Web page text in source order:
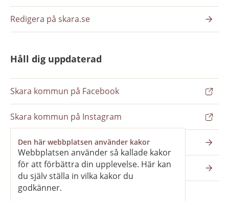
Den här webbplatsen använder kakor
Webbplatsen använder så kallade kakor
för att förbättra din upplevelse. Här kan
du själv ställa in vilka kakor du
godkänner.
Redigera på skara.se
Håll dig uppdaterad
Skara kommun på Facebook
Skara kommun på Instagram
Nyhetsbrev
Pressrum